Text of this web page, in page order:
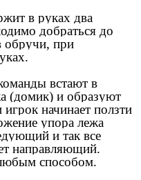
в руках два
добраться до
обручи, при
встают в
(домик) и образуют
начинает ползти
упора лежа
и так все
направляющий.
способом.